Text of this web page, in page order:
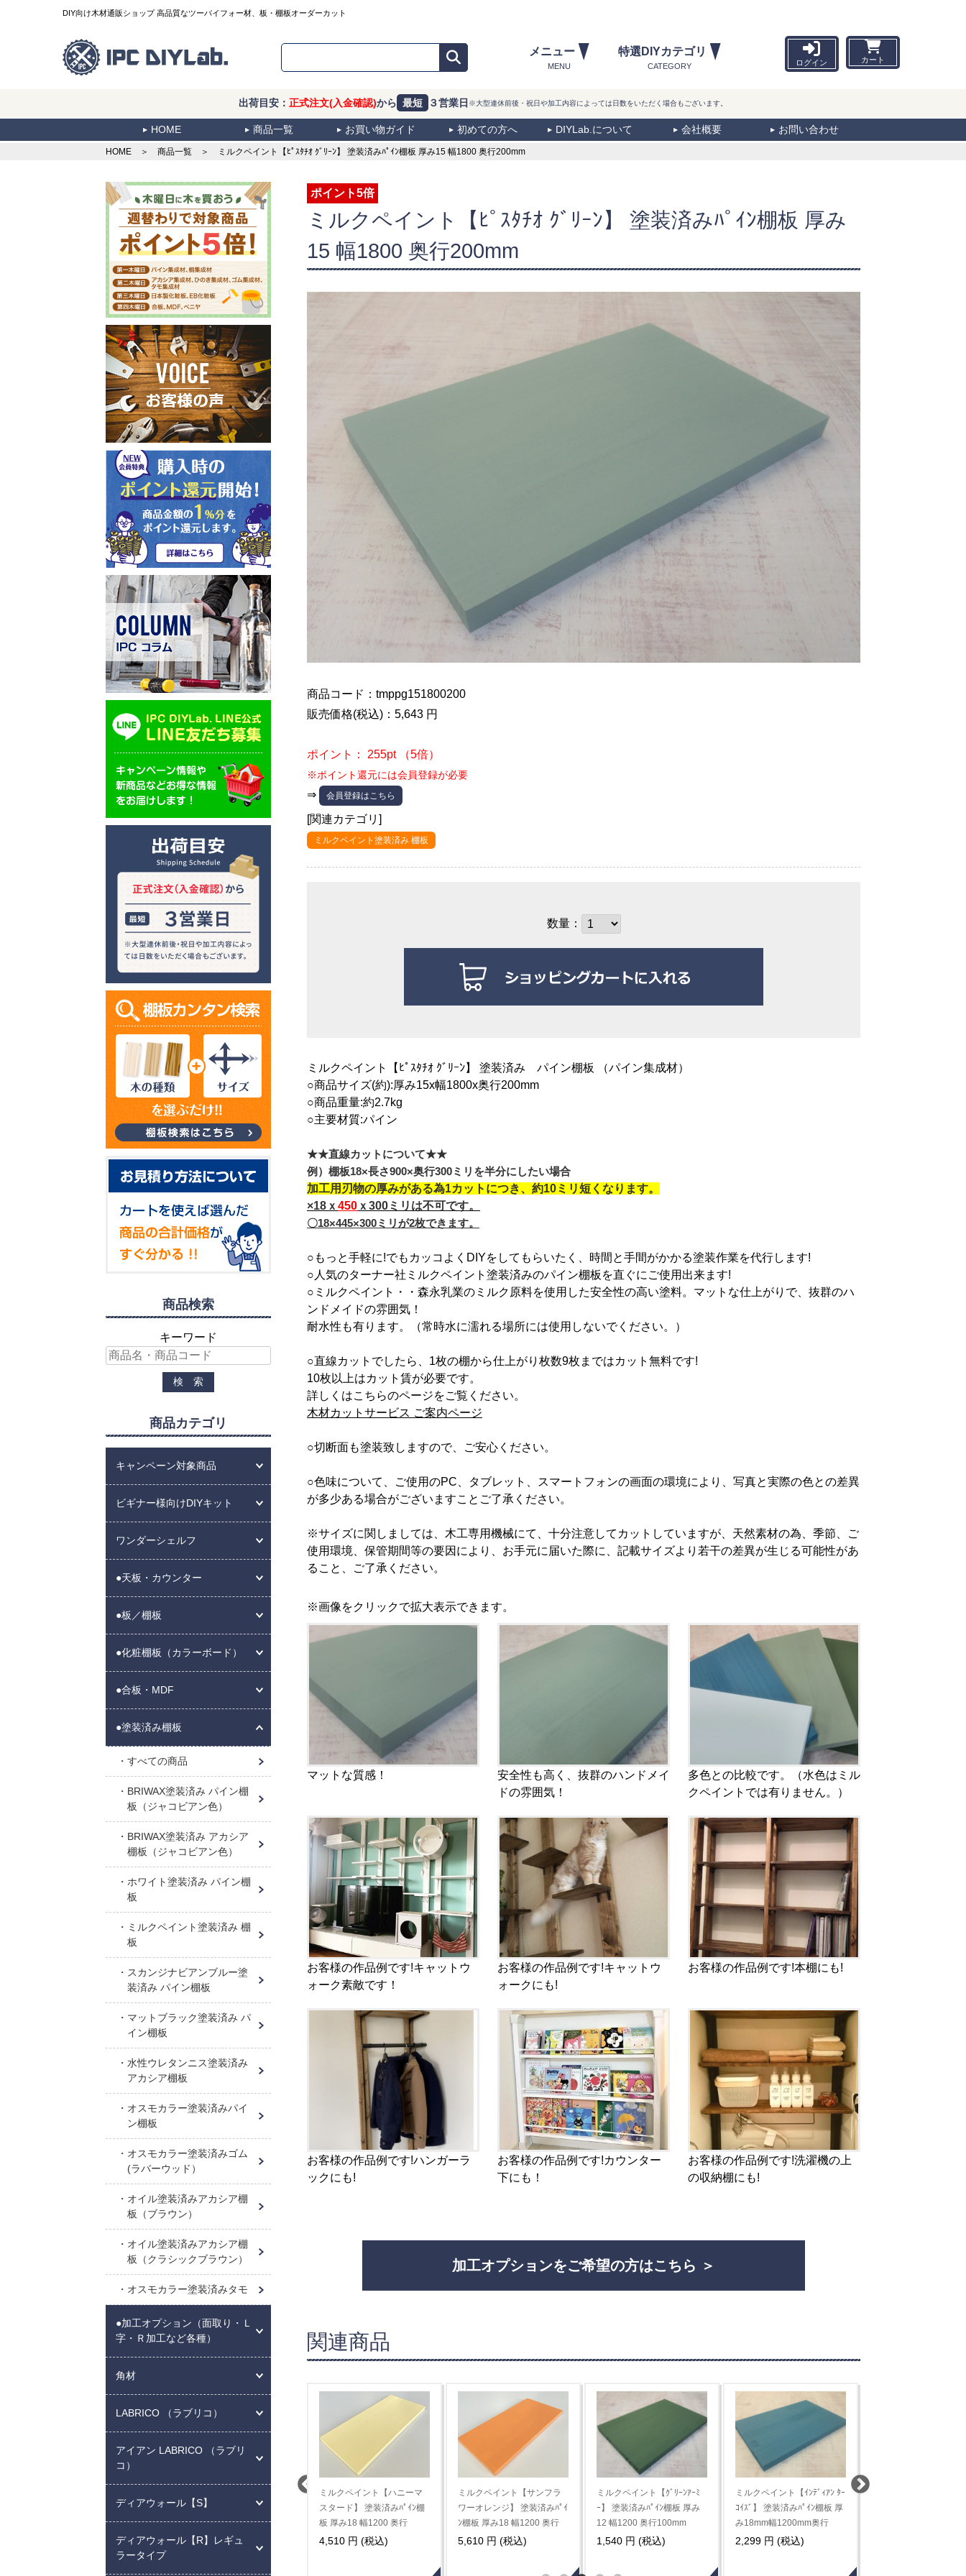
DIY向け木材通販ショップ 高品質なツーバイフォー材、板・棚板オーダーカット
メニュー
MENU
特選DIYカテゴリ
CATEGORY ログイン カート
出荷目安： 正式注文(入金確認)から 最短 ３営業日 ※大型連休前後・祝日や加工内容によっては日数をいただく場合もございます。
HOME 商品一覧 お買い物ガイド 初めての方へ DIYLab.について 会社概要 お問い合わせ
HOME ＞ 商品一覧 ＞ ミルクペイント【ﾋﾟｽﾀﾁｵ ｸﾞﾘｰﾝ】 塗装済みﾊﾟｲﾝ棚板 厚み15 幅1800 奥行200mm
ポイント5倍
ミルクペイント【ﾋﾟｽﾀﾁｵ ｸﾞﾘｰﾝ】 塗装済みﾊﾟｲﾝ棚板 厚み
15 幅1800 奥行200mm
商品コード：tmppg151800200
販売価格(税込)：5,643 円
ポイント： 255pt （5倍）
※ポイント還元には会員登録が必要
⇒ 会員登録はこちら
[関連カテゴリ]
ミルクペイント塗装済み 棚板
数量：
ミルクペイント【ﾋﾟｽﾀﾁｵ ｸﾞﾘｰﾝ】 塗装済み パイン棚板 （パイン集成材）
○商品サイズ(約):厚み15x幅1800x奥行200mm
○商品重量:約2.7kg
○主要材質:パイン
★★直線カットについて★★
例）棚板18×長さ900×奥行300ミリを半分にしたい場合
加工用刃物の厚みがある為1カットにつき、約10ミリ短くなります。
×18ｘ 450 ｘ300ミリは不可です。
〇18×445×300ミリが2枚できます。
○もっと手軽に!でもカッコよくDIYをしてもらいたく、時間と手間がかかる塗装作業を代行します!
○人気のターナー社ミルクペイント塗装済みのパイン棚板を直ぐにご使用出来ます!
○ミルクペイント・・森永乳業のミルク原料を使用した安全性の高い塗料。マットな仕上がりで、抜群のハ
ンドメイドの雰囲気！
耐水性も有ります。（常時水に濡れる場所には使用しないでください。）
○直線カットでしたら、1枚の棚から仕上がり枚数9枚まではカット無料です!
10枚以上はカット賃が必要です。
詳しくはこちらのページをご覧ください。
木材カットサービス ご案内ページ
○切断面も塗装致しますので、ご安心ください。
○色味について、ご使用のPC、タブレット、スマートフォンの画面の環境により、写真と実際の色との差異
が多少ある場合がございますことご了承ください。
※サイズに関しましては、木工専用機械にて、十分注意してカットしていますが、天然素材の為、季節、ご
使用環境、保管期間等の要因により、お手元に届いた際に、記載サイズより若干の差異が生じる可能性があ
ること、ご了承ください。
※画像をクリックで拡大表示できます。
マットな質感！
安全性も高く、抜群のハンドメイ
ドの雰囲気！
多色との比較です。（水色はミル
クペイントでは有りません。）
お客様の作品例です!キャットウ
ォーク素敵です！
お客様の作品例です!キャットウ
ォークにも!
お客様の作品例です!本棚にも!
お客様の作品例です!ハンガーラ
ックにも!
お客様の作品例です!カウンター
下にも！
お客様の作品例です!洗濯機の上
の収納棚にも!
加工オプションをご希望の方はこちら
関連商品
ワーオレンジ】 塗装済みﾊﾟｲ
ﾝ棚板 厚み18 幅1200 奥行
ｰ】 塗装済みﾊﾟｲﾝ棚板 厚み
12 幅1200 奥行100mm
1,540 円 (税込)
ミルクペイント【ｲﾝﾃﾞｨｱﾝ ﾀｰ
ｺｲｽﾞ】 塗装済みﾊﾟｲﾝ棚板 厚
み18mm幅1200mm奥行
2,299 円 (税込)
ミルクペイント【ｲﾝﾃﾞｨｱﾝ ﾀｰ
ｺｲｽﾞ】 塗装済みﾊﾟｲﾝ棚板 厚
み12mm幅1200mm奥行
300mm
4,466 円 (税込)
ミルクペイント【ｲﾝﾃﾞｨｱﾝ ﾀｰ
ｺｲｽﾞ】 塗装済みﾊﾟｲﾝ棚板 厚
み12mm幅1200mm奥行
2,266 円 (税込)
ミルクペイント【ｲﾝﾃﾞｨｱﾝ ﾀｰ
ｺｲｽﾞ】 塗装済みﾊﾟｲﾝ棚板 厚
み18mm幅1200mm奥行
11,110 円 (税込)
ミルクペイント【ﾋﾟｽﾀﾁｵ ｸﾞﾘ
商品検索
キーワード
商品カテゴリ
キャンペーン対象商品
ビギナー様向けDIYキット
ワンダーシェルフ
●天板・カウンター
●板／棚板
●化粧棚板（カラーボード）
●合板・MDF
●塗装済み棚板
すべての商品
BRIWAX塗装済み パイン棚
板（ジャコビアン色）
BRIWAX塗装済み アカシア
棚板（ジャコビアン色）
ホワイト塗装済み パイン棚
板
ミルクペイント塗装済み 棚
板
スカンジナビアンブルー塗
装済み パイン棚板
マットブラック塗装済み パ
イン棚板
水性ウレタンニス塗装済み
アカシア棚板
オスモカラー塗装済みパイ
ン棚板
オスモカラー塗装済みゴム
(ラバーウッド）
オイル塗装済みアカシア棚
板（ブラウン）
オイル塗装済みアカシア棚
板（クラシックブラウン）
オスモカラー塗装済みタモ
●加工オプション（面取り・Ｌ
字・Ｒ加工など各種）
角材
LABRICO （ラブリコ）
アイアン LABRICO （ラブリ
コ）
ディアウォール【S】
ディアウォール【R】レギュ
ラータイプ